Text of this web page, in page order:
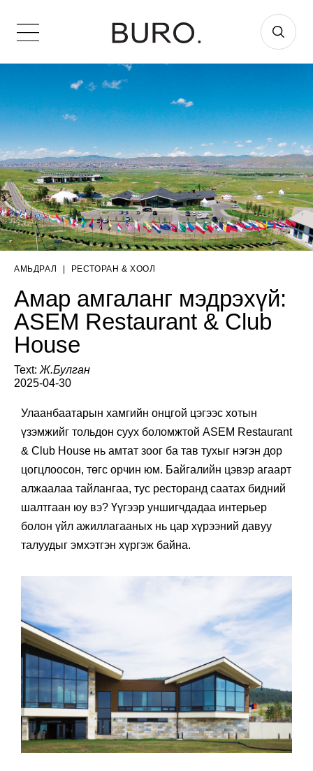
АМЬДРАЛ РЕСТОРАН & ХООЛ
Амар амгаланг мэдрэхүй:
ASEM Restaurant & Club
House
Text: Ж.Булган
2025-04-30
Улаанбаатарын хамгийн онцгой цэгээс хотын
үзэмжийг тольдон суух боломжтой ASEM Restaurant
& Club House нь амтат зоог ба тав тухыг нэгэн дор
цогцлоосон, төгс орчин юм. Байгалийн цэвэр агаарт
алжаалаа тайлангаа, тус ресторанд саатах бидний
шалтгаан юу вэ? Үүгээр уншигчдадаа интерьер
болон үйл ажиллагааных нь цар хүрээний давуу
талуудыг эмхэтгэн хүргэж байна.